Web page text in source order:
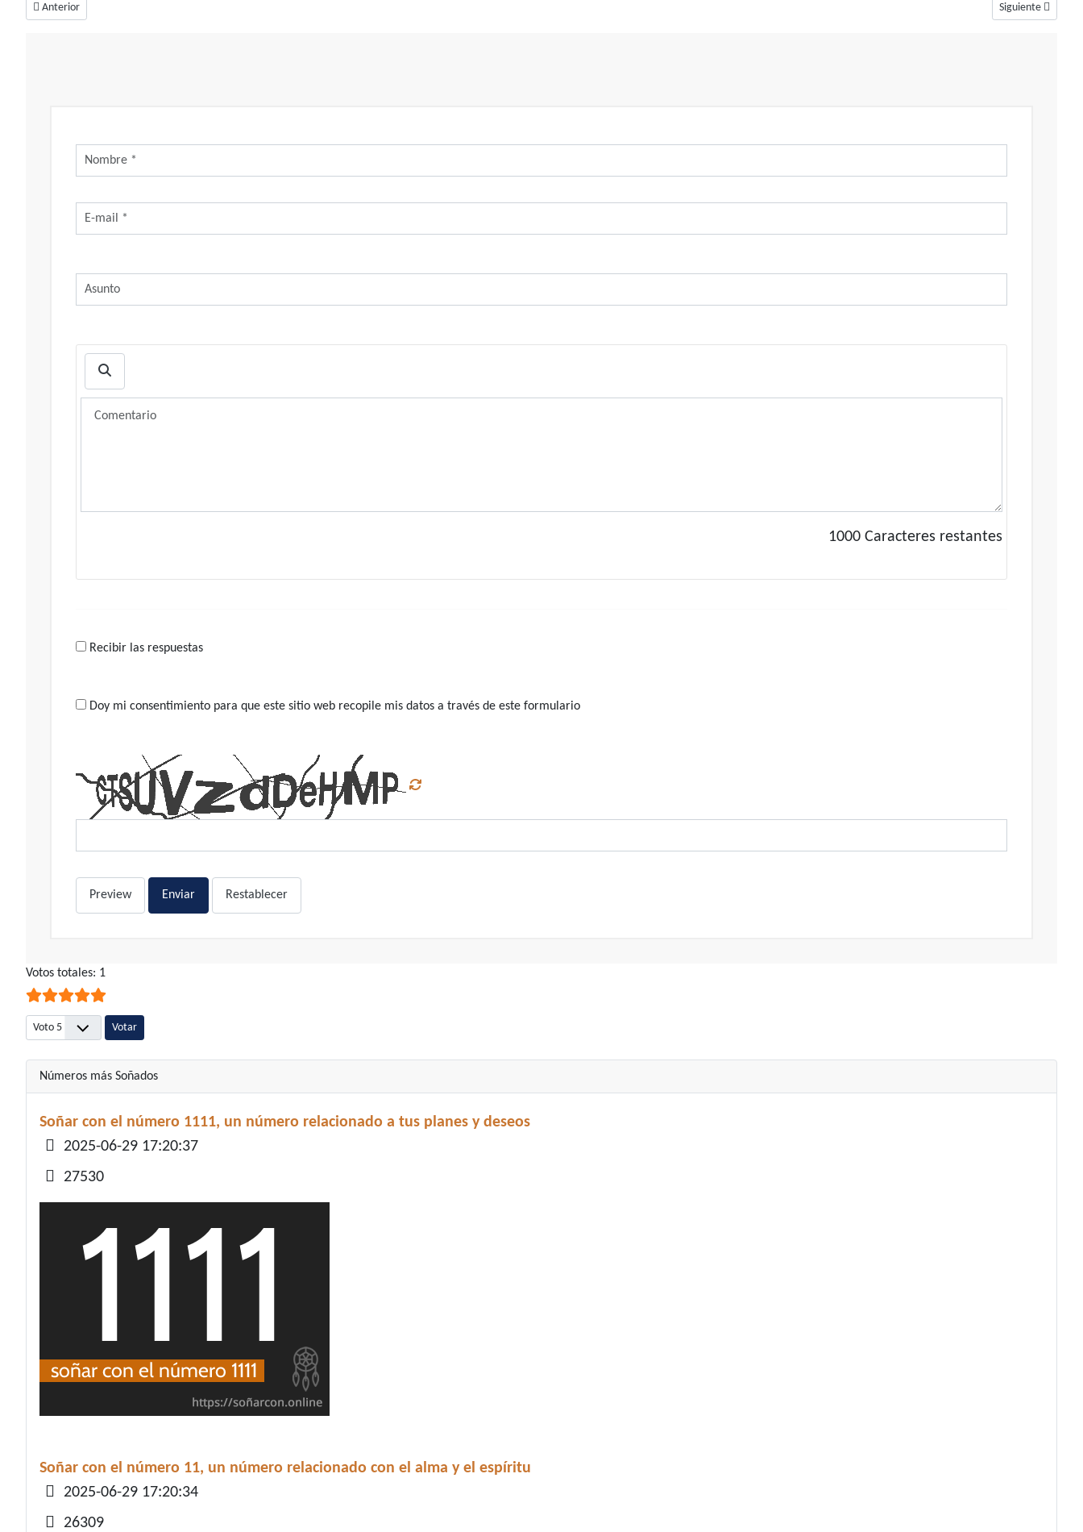
Artículo anterior: Soñar con el número 47, un número asociado a la sabiduría
Anterior Artículo siguiente:
Siguiente
1000 Caracteres restantes
Recibir las respuestas
Doy mi consentimiento para que este sitio web recopile mis datos a través de este formulario
Preview Enviar Restablecer
Ratio:5/5
Votos totales: 1
Por favor, vote
Números más Soñados
Soñar con el número 1111, un número relacionado a tus planes y deseos
Detalles
2025-06-29 17:20:37
27530
Soñar con el número 11, un número relacionado con el alma y el espíritu
Detalles
2025-06-29 17:20:34
26309